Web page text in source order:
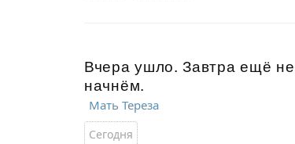
Вчера ушло. Завтра ещё
начнём.
Мать Тереза
Сегодня